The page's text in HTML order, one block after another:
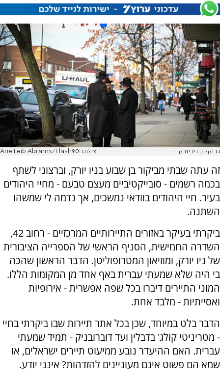
ברוקלין, ניו יורק צילום: Arie Leib Abrams/Flash90
זה עתה שבתי מביקור בן שבוע בניו יורק, וברצוני לשתף
בכמה רשמים - סובייקטיביים מעצם טבעם - מחיי היהודים
בעיר. חיי היהודים בוודאי נמשכים, אך נדמה לי שמשהו
השתנה.
ביקרתי בעיקר באזורים התיירותיים המרכזיים - רחוב 42,
השדרה החמישית, הסניף הראשי של הספרייה הציבורית
של ניו יורק, ומוזיאון המטרופוליטן. הדבר הראשון שהכה
בי היה שלא שמעתי עברית באף אחד מן המקומות הללו.
המוני התיירים דיברו בכל שפה אפשרית - אירופיות
ואסייתיות - מלבד אחת.
הדבר בלט במיוחד, שכן בכל אתר תיירות שבו ביקרתי בחיי
- מטריניטי קולג' בדבלין ועד דוברובניק - תמיד שמעתי
עברית. האם ההיעדר נובע ממיעוט תיירים ישראלים, או
שמא הם פשוט אינם מעוניינים להזדהות? אינני יודע.